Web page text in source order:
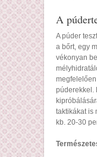
A
A púder
a bőrt, egy
vékonyan
púderekkel.
taktikákat is
kb. 20-30